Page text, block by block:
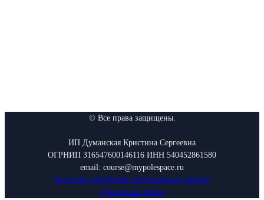
© Все права защищены.
ИП Думанская Кристина Сергеевна
ОГРНИП 316547600146116 ИНН 540452861580
email: course@mypolespace.ru
Политика обработки персональных данных
Публичная оферта